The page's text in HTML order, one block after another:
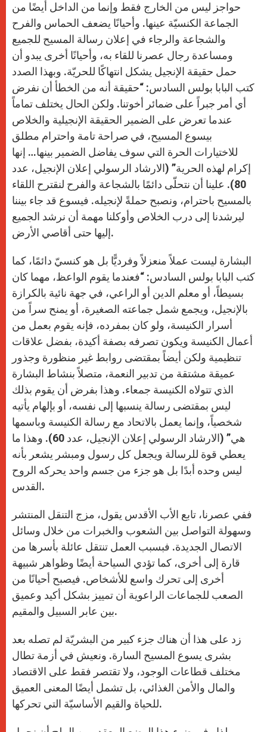
حواجز ليس من الخارج فقط وإنما من الداخل أيضًا من
الجماعة الكنسيّة عينها. وأحيانًا يضعف الحماس والفرح
والشجاعة والرجاء في إعلان رسالة المسيح للجميع
ومساعدة رجال عصرنا للقاء به، وأحيانًا أخرى يبدو أن
حمل حقيقة الإنجيل يشكل انتهاكًا للحريّة. وبهذا الصدد
كتب البابا بولس السادس: “حقيقة أنه من الخطأ أن نفرض
أي أمر جبراً على ضمائر أخوتنا. ولكن الحال يختلف تماماً
عندما تعرض على الضمير الحقيقة الإنجيلية والخلاص
بيسوع المسيح، في صراحة تامة واحترام مطلق
للاختيارات الحرة التي سوف يفاضل الضمير بينها… إنها
إكرام لهذه الحرية” (الارشاد الرسولي إعلان الإنجيل، عدد
80). علينا أن نتحلّى دائمًا بالشجاعة والفرح لنقترح اللقاء
بالمسيح باحترام، ونصبح حملةً لإنجيله. فيسوع قد جاء بيننا
ليرشدنا إلى درب الخلاص وأوكلنا مهمة أن نرشد الجميع
إليها حتى أقاصي الأرض.
البشارة ليست عملاً منعزلاً وفرديًّا بل هو كنسيّ دائمًا، كما
كتب البابا بولس السادس: “فعندما يقوم الواعظ، مهما كان
بسيطاً، أو معلم الدين أو الراعي، في جهة نائية بالكرازة
بالإنجيل، ويجمع شمل جماعته الصغيرة، أو يمنح سراً من
أسرار الكنيسة، ولو كان بمفرده، فإنه يقوم بعمل من
أعمال الكنيسة ويكون تصرفه بصفة أكيدة، بفضل علاقات
تنظيمية ولكن أيضاً بمقتضى روابط غير منظورة وجذور
عميقة مشتقة من تدبير النعمة، متصلاً بنشاط البشارة
الذي تتولاه الكنيسة جمعاء. وهذا بفرض أن يقوم بذلك
ليس بمقتضى رسالة ينسبها إلى نفسه، أو بإلهام يأتيه
شخصياً، وإنما يعمل بالاتحاد مع رسالة الكنيسة وباسمها
هي” (الارشاد الرسولي إعلان الإنجيل، عدد 60). وهذا ما
يعطي قوة للرسالة ويجعل كل رسول ومبشر يشعر بأنه
ليس وحده أبدًا بل هو جزء من جسم واحد يحركه الروح
القدس.
ففي عصرنا، تابع الأب الأقدس يقول، مزج التنقل المنتشر
وسهولة التواصل بين الشعوب والخبرات من خلال وسائل
الاتصال الجديدة. فبسبب العمل تنتقل عائلة بأسرها من
قارة إلى أخرى، كما تؤدي السياحة أيضًا وظواهر شبيهة
أخرى إلى تحرك واسع للأشخاص. فيصبح أحيانًا من
الصعب للجماعات الراعوية أن تمييز بشكل أكيد وعميق
بين عابر السبيل والمقيم.
زد على هذا أن هناك جزء كبير من البشريّة لم تصله بعد
بشرى يسوع المسيح السارة. ونعيش في أزمة تطال
مختلف قطاعات الوجود، ولا تقتصر فقط على الاقتصاد
والمال والأمن الغذائي، بل تشمل أيضًا المعنى العميق
للحياة والقيم الأساسيّة التي تحركها.